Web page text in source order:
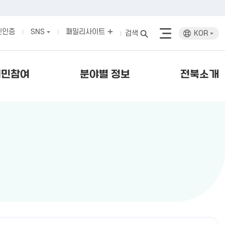
참여 분야별 정보 전북소개
인증 SNS 패밀리사이트 검색 KOR